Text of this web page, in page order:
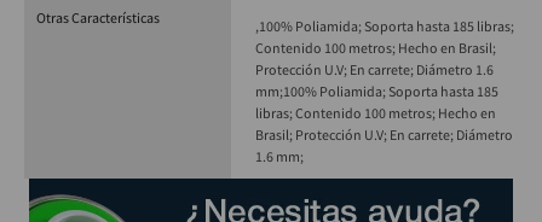
Otras Características
,100% Poliamida; Soporta hasta 185 libras;
Contenido 100 metros; Hecho en Brasil;
Protección U.V; En carrete; Diámetro 1.6
mm;100% Poliamida; Soporta hasta 185
libras; Contenido 100 metros; Hecho en
Brasil; Protección U.V; En carrete; Diámetro
1.6 mm;